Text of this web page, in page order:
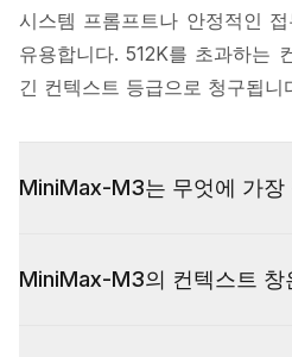
시스템 프롬프트나 안정적인
유용합니다. 512K를 초과하는
긴 컨텍스트 등급으로 청구됩니
MiniMax-M3는 무엇에 가장
트 캐싱의 이점을 얻는
MiniMax-M3의 컨텍스트 창